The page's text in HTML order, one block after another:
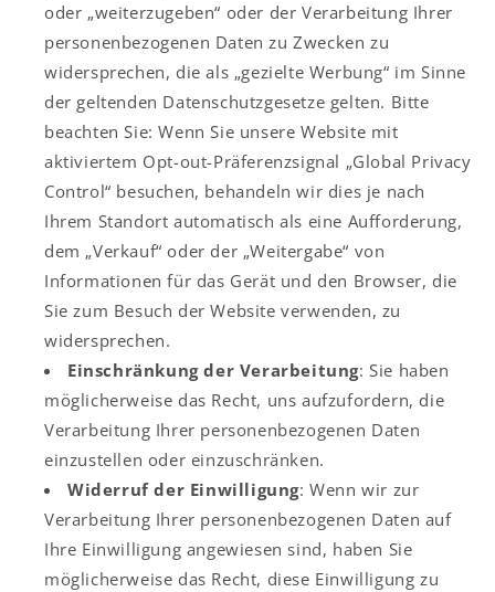
oder „weiterzugeben“ oder der Verarbeitung Ihrer
personenbezogenen Daten zu Zwecken zu
widersprechen, die als „gezielte Werbung“ im Sinne
der geltenden Datenschutzgesetze gelten. Bitte
beachten Sie: Wenn Sie unsere Website mit
aktiviertem Opt-out-Präferenzsignal „Global Privacy
Control“ besuchen, behandeln wir dies je nach
Ihrem Standort automatisch als eine Aufforderung,
dem „Verkauf“ oder der „Weitergabe“ von
Informationen für das Gerät und den Browser, die
Sie zum Besuch der Website verwenden, zu
widersprechen.
Einschränkung der Verarbeitung: Sie haben
möglicherweise das Recht, uns aufzufordern, die
Verarbeitung Ihrer personenbezogenen Daten
einzustellen oder einzuschränken.
Widerruf der Einwilligung: Wenn wir zur
Verarbeitung Ihrer personenbezogenen Daten auf
Ihre Einwilligung angewiesen sind, haben Sie
möglicherweise das Recht, diese Einwilligung zu